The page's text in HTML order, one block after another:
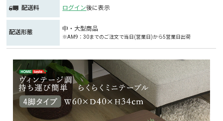
配送料 ログイン後に表示
配送形態 中・大型商品
※AM9：30までのご注文で当日(営業日)から5営業日出荷